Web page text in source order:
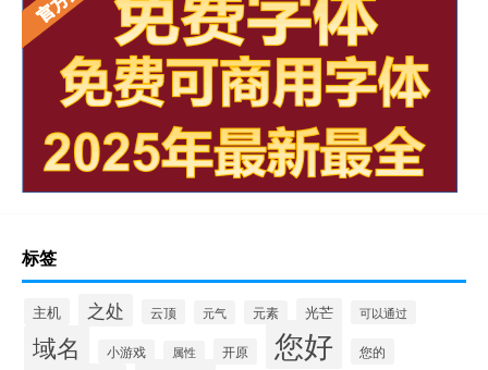
标签
主机 之处 云顶 元气 元素 光芒 可以通过
域名 小游戏 属性 开原 您好 您的